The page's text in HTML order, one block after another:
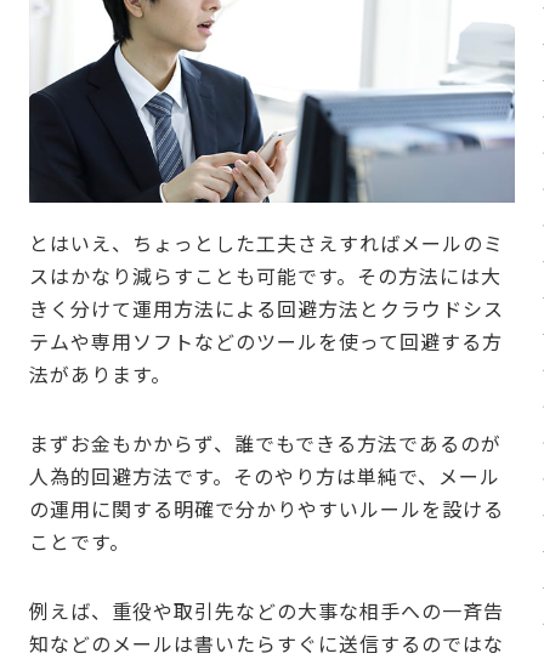
とはいえ、ちょっとした工夫さえすればメールのミ
スはかなり減らすことも可能です。その方法には大
きく分けて運用方法による回避方法とクラウドシス
テムや専用ソフトなどのツールを使って回避する方
法があります。
まずお金もかからず、誰でもできる方法であるのが
人為的回避方法です。そのやり方は単純で、メール
の運用に関する明確で分かりやすいルールを設ける
ことです。
例えば、重役や取引先などの大事な相手への一斉告
知などのメールは書いたらすぐに送信するのではな